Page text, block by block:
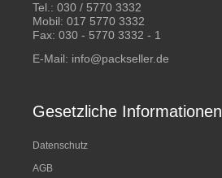
Tel.: 030 / 5770 3332
Mobil: 017 5770 3332
Fax: 030 - 5770 3332 - 1
E-Mail: info@packseller.de
Gesetzliche Informationen
Datenschutz
AGB